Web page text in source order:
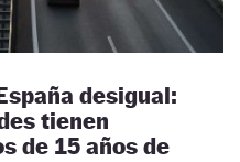
desigual:
tienen
de 15 años de